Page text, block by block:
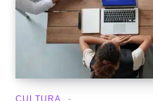
CULTURA